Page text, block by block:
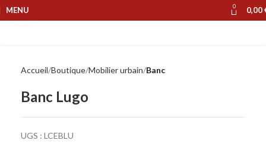
MENU 0 0,00
Accueil Boutique Mobilier urbain Banc
Banc Lugo
UGS : LCEBLU